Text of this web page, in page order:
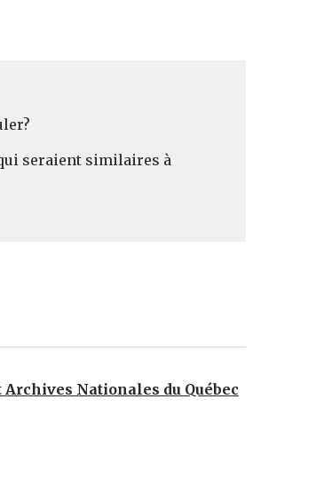
seraient similaires à
Nationales du Québec